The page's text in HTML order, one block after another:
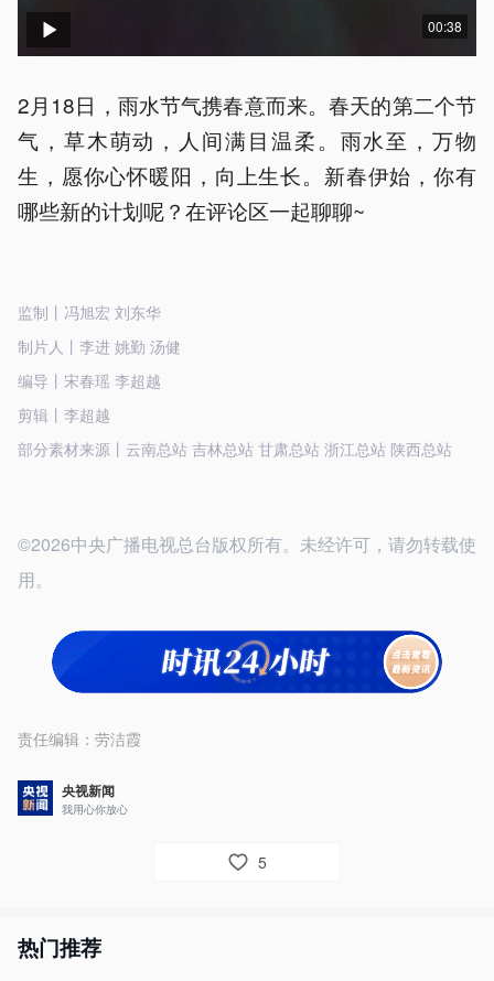
00:38
2月18日，雨水节气携春意而来。春天的第二个节
气，草木萌动，人间满目温柔。雨水至，万物
生，愿你心怀暖阳，向上生长。新春伊始，你有
哪些新的计划呢？在评论区一起聊聊~
监制丨冯旭宏 刘东华
制片人丨李进 姚勤 汤健
编导丨宋春瑶 李超越
剪辑丨李超越
部分素材来源丨云南总站 吉林总站 甘肃总站 浙江总站 陕西总站
©2026中央广播电视总台版权所有。未经许可，请勿转载使
用。
责任编辑： 劳洁霞
央视新闻
我用心你放心
5
热门推荐